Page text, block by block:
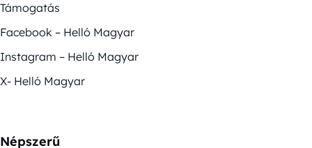
Támogatás
Facebook – Helló Magyar
Instagram – Helló Magyar
X- Helló Magyar
Népszerű